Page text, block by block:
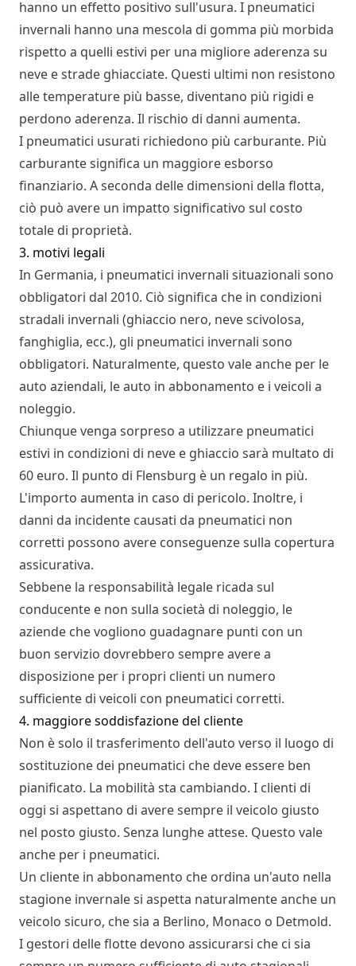
hanno un effetto positivo sull'usura. I pneumatici
invernali hanno una mescola di gomma più morbida
rispetto a quelli estivi per una migliore aderenza su
neve e strade ghiacciate. Questi ultimi non resistono
alle temperature più basse, diventano più rigidi e
perdono aderenza. Il rischio di danni aumenta.
I pneumatici usurati richiedono più carburante. Più
carburante significa un maggiore esborso
finanziario. A seconda delle dimensioni della flotta,
ciò può avere un impatto significativo sul costo
totale di proprietà.
3. motivi legali
In Germania, i pneumatici invernali situazionali sono
obbligatori dal 2010. Ciò significa che in condizioni
stradali invernali (ghiaccio nero, neve scivolosa,
fanghiglia, ecc.), gli pneumatici invernali sono
obbligatori. Naturalmente, questo vale anche per le
auto aziendali, le auto in abbonamento e i veicoli a
noleggio.
Chiunque venga sorpreso a utilizzare pneumatici
estivi in condizioni di neve e ghiaccio sarà multato di
60 euro. Il punto di Flensburg è un regalo in più.
L'importo aumenta in caso di pericolo. Inoltre, i
danni da incidente causati da pneumatici non
corretti possono avere conseguenze sulla copertura
assicurativa.
Sebbene la responsabilità legale ricada sul
conducente e non sulla società di noleggio, le
aziende che vogliono guadagnare punti con un
buon servizio dovrebbero sempre avere a
disposizione per i propri clienti un numero
sufficiente di veicoli con pneumatici corretti.
4. maggiore soddisfazione del cliente
Non è solo il trasferimento dell'auto verso il luogo di
sostituzione dei pneumatici che deve essere ben
pianificato. La mobilità sta cambiando. I clienti di
oggi si aspettano di avere sempre il veicolo giusto
nel posto giusto. Senza lunghe attese. Questo vale
anche per i pneumatici.
Un cliente in abbonamento che ordina un'auto nella
stagione invernale si aspetta naturalmente anche un
veicolo sicuro, che sia a Berlino, Monaco o Detmold.
I gestori delle flotte devono assicurarsi che ci sia